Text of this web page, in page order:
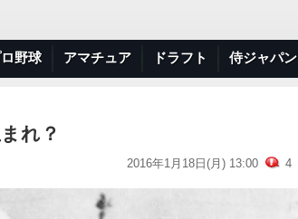
野球 アマチュア ドラフト 侍ジャパン
れ？
2016年1月18日(月) 13:00 4